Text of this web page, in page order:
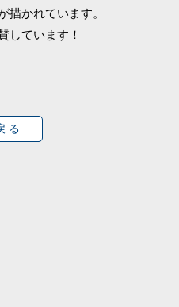
描かれています。
しています！
る